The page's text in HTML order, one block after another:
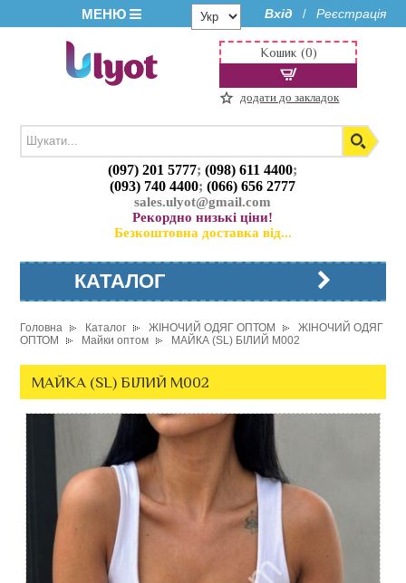
МЕНЮ Вхід / Реєстрація
(097) 201 5777;(098) 611 4400;
(093) 740 4400;(066) 656 2777
sales.ulyot@gmail.com
Рекордно низькі ціни!
Безкоштовна доставка від...
Кошик (0)
додати до закладок
КАТАЛОГ
Головна Каталог ЖІНОЧИЙ ОДЯГ ОПТОМ
ЖІНОЧИЙ ОДЯГ
ОПТОМ
Майки оптом МАЙКА (SL) БІЛИЙ M002
МАЙКА (SL) БІЛИЙ M002